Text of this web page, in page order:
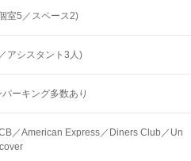
室5／スペース2)
アシスタント3人)
ーキング多数あり
／American Express／Diners Club／Un